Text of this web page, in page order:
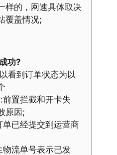
样的，网速具体取决
覆盖情况;
功?
看到订单状态为以
置拦截和开卡失
原因;
已经提交到运营商
流单号表示已发